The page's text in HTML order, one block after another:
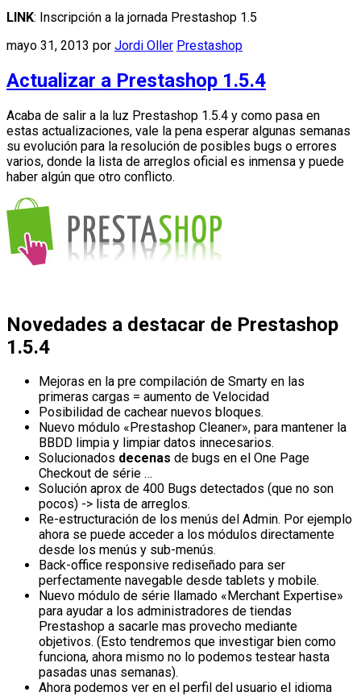
LINK: Inscripción a la jornada Prestashop 1.5
mayo 31, 2013 por Jordi Oller Prestashop
Actualizar a Prestashop 1.5.4
Acaba de salir a la luz Prestashop 1.5.4 y como pasa en
estas actualizaciones, vale la pena esperar algunas semanas
su evolución para la resolución de posibles bugs o errores
varios, donde la lista de arreglos oficial es inmensa y puede
haber algún que otro conflicto.
Novedades a destacar de Prestashop
1.5.4
Mejoras en la pre compilación de Smarty en las
primeras cargas = aumento de Velocidad
Posibilidad de cachear nuevos bloques.
Nuevo módulo «Prestashop Cleaner», para mantener la
BBDD limpia y limpiar datos innecesarios.
Solucionados decenas de bugs en el One Page
Checkout de série …
Solución aprox de 400 Bugs detectados (que no son
pocos) -> lista de arreglos.
Re-estructuración de los menús del Admin. Por ejemplo
ahora se puede acceder a los módulos directamente
desde los menús y sub-menús.
Back-office responsive rediseñado para ser
perfectamente navegable desde tablets y mobile.
Nuevo módulo de série llamado «Merchant Expertise»
para ayudar a los administradores de tiendas
Prestashop a sacarle mas provecho mediante
objetivos. (Esto tendremos que investigar bien como
funciona, ahora mismo no lo podemos testear hasta
pasadas unas semanas).
Ahora podemos ver en el perfil del usuario el idioma